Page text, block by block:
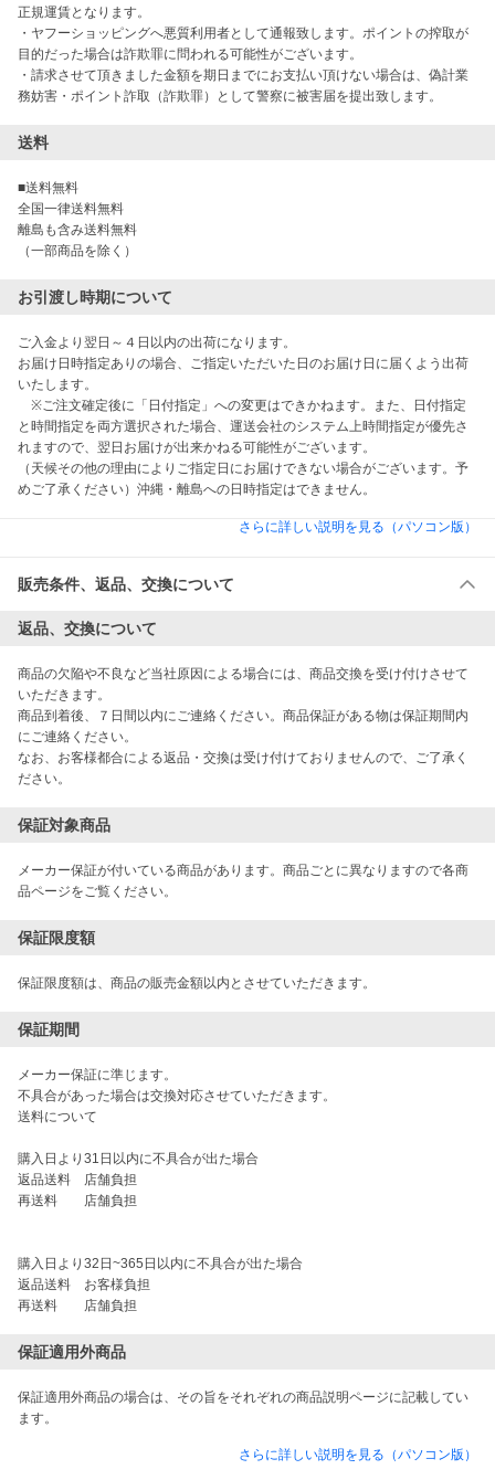
正規運賃となります。
・ヤフーショッピングへ悪質利用者として通報致します。ポイントの搾取が
目的だった場合は詐欺罪に問われる可能性がございます。
・請求させて頂きました金額を期日までにお支払い頂けない場合は、偽計業
務妨害・ポイント詐取（詐欺罪）として警察に被害届を提出致します。
送料
■送料無料
全国一律送料無料
離島も含み送料無料
（一部商品を除く）
お引渡し時期について
ご入金より翌日～４日以内の出荷になります。
お届け日時指定ありの場合、ご指定いただいた日のお届け日に届くよう出荷
いたします。
※ご注文確定後に「日付指定」への変更はできかねます。また、日付指定
と時間指定を両方選択された場合、運送会社のシステム上時間指定が優先さ
れますので、翌日お届けが出来かねる可能性がございます。
（天候その他の理由によりご指定日にお届けできない場合がございます。予
めご了承ください）沖縄・離島への日時指定はできません。
さらに詳しい説明を見る（パソコン版）
販売条件、返品、交換について
返品、交換について
商品の欠陥や不良など当社原因による場合には、商品交換を受け付けさせて
いただきます。
商品到着後、７日間以内にご連絡ください。商品保証がある物は保証期間内
にご連絡ください。
なお、お客様都合による返品・交換は受け付けておりませんので、ご了承く
ださい。
保証対象商品
メーカー保証が付いている商品があります。商品ごとに異なりますので各商
品ページをご覧ください。
保証限度額
保証限度額は、商品の販売金額以内とさせていただきます。
保証期間
メーカー保証に準じます。
不具合があった場合は交換対応させていただきます。
送料について
購入日より31日以内に不具合が出た場合
返品送料　店舗負担
再送料　　店舗負担
購入日より32日~365日以内に不具合が出た場合
返品送料　お客様負担
再送料　　店舗負担
保証適用外商品
保証適用外商品の場合は、その旨をそれぞれの商品説明ページに記載してい
ます。
さらに詳しい説明を見る（パソコン版）